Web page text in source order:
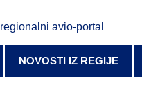
regionalni avio-portal
NOVOSTI IZ REGIJE